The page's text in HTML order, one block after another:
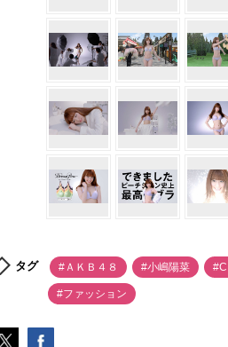
タグ #ＡＫＢ４８ #小嶋陽菜
#ファッション